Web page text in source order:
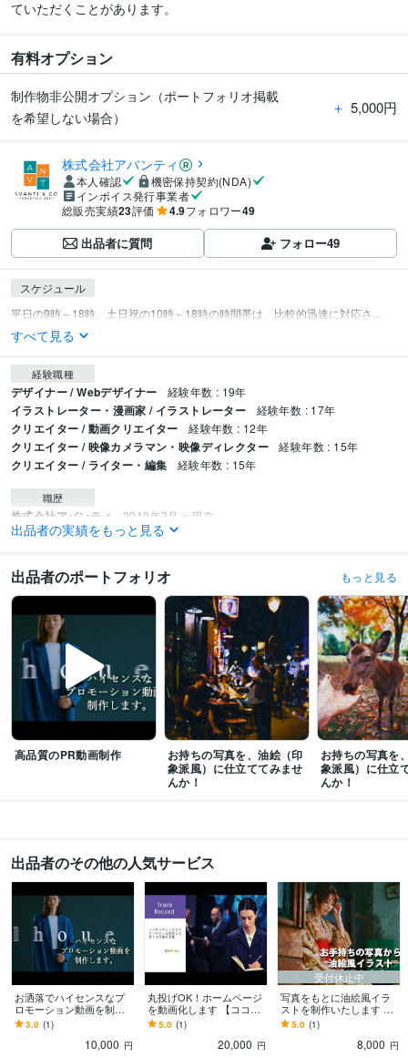
有料オプション
制作物非公開オプション（ポートフォリオ掲載
を希望しない場合）
＋ 5,000円
株式会社アバンティ
本人確認
機密保持契約(NDA)
インボイス発行事業者
総販売実績23評価 4.9フォロワー49
出品者に質問 フォロー49
スケジュール
平日の9時～18時、土日祝の10時～18時の時間帯は、比較的迅速に対応さ...
すべて見る
経験職種
デザイナー / Webデザイナー 経験年数 : 19年
イラストレーター・漫画家 / イラストレーター 経験年数 : 17年
クリエイター / 動画クリエイター 経験年数 : 12年
クリエイター / 映像カメラマン・映像ディレクター 経験年数 : 15年
クリエイター / ライター・編集 経験年数 : 15年
職歴
株式会社アバンティ 2010年3月 ~ 現在
Google Analytics:10年
Perplexity AI:2年
Midjourney:2年
Adobe Photoshop:10年
Lightroom:10年Adobe Premiere Pro:10年
DaVinci Resolve:5年
PowerDirector:10年Adobe Illustrator:10年Canva:5年
CLIP STUDIO PAINT:10年
Adobe After Effects:10年Wix:5年
WordPress:10年Excel:30年 PowerPoint:30年
得意分野
イラスト作成・漫画制作 デジタル絵画・イラスト 動画制作・編集
経営、ビジネス、趣味
学歴
1980年3月 ~ 1984年2月
出品者の実績をもっと見る
出品者のポートフォリオ もっと見る
高品質のPR動画制作
お持ちの写真を、油絵（印
象派風）に仕立ててみませ
んか！
お持ちの写真を
象派風）に仕立
んか！
出品者のその他の人気サービス
お洒落でハイセンスなプ
ロモーション動画を制作
します スタイリッシュ＆
スピーディー！高品質動
画を低価格＋短納期で！
3.0 (1)
10,000 円
丸投げOK！ホームページ
を動画化します 【ココナ
ラ限定】丸投げOK！プロ
が作る企業PR動画
5.0 (1)
20,000 円
受付休止中
写真をもとに油絵風イラ
ストを制作いたします お
持ちの写真を、「印象派
風の油絵」にしてみませ
5.0 (1)
8,000 円